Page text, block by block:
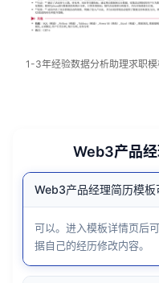
1-3年经验数据分析助理求职模
Web3产品
Web3产品经理简历模板
可以。进入模板详情页后
据自己的经历修改内容。